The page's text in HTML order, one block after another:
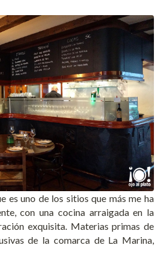
es uno de los sitios que más me ha
con una cocina arraigada en la
exquisita. Materias primas de
de la comarca de La Marina,